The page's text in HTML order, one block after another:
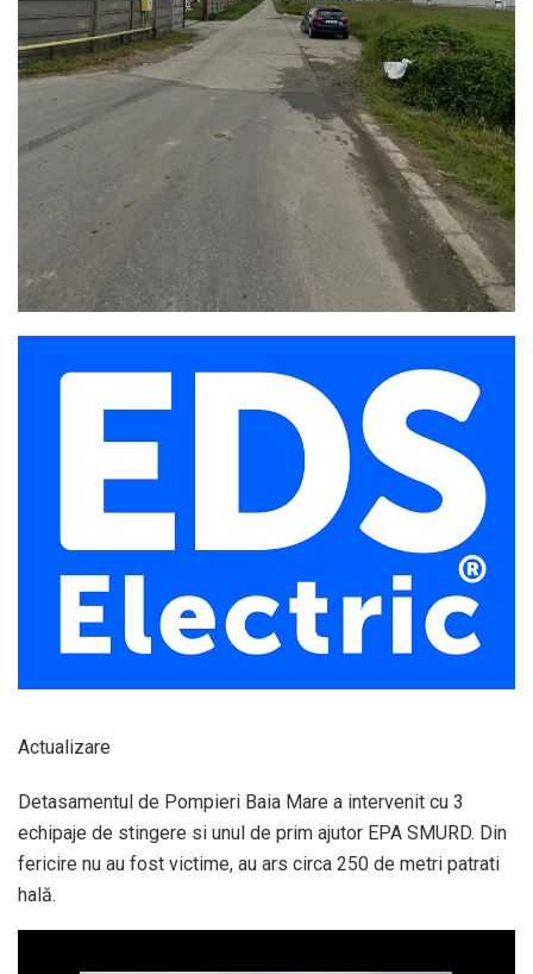
Actualizare
Detasamentul de Pompieri Baia Mare a intervenit cu 3
echipaje de stingere si unul de prim ajutor EPA SMURD. Din
fericire nu au fost victime, au ars circa 250 de metri patrati
hală.